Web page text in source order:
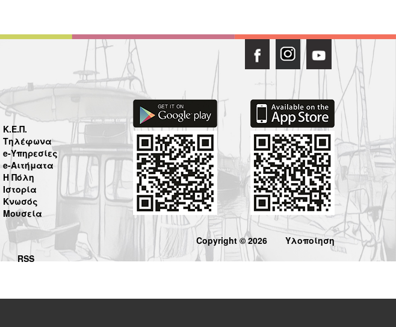
Κ.Ε.Π.
Τηλέφωνα
e-Υπηρεσίες
e-Αιτήματα
Η Πόλη
Ιστορία
Κνωσός
Μουσεία
RSS
Copyright © 2026 Υλοποίηση